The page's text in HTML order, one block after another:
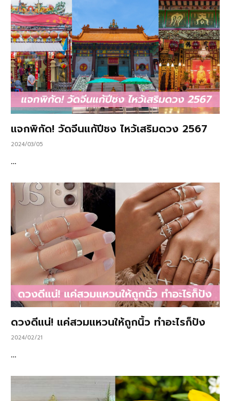
แจกพิกัด! วัดจีนแก้ปีชง ไหว้เสริมดวง 2567
2024/03/05
…
ดวงดีแน่! แค่สวมแหวนให้ถูกนิ้ว ทำอะไรก็ปัง
2024/02/21
…